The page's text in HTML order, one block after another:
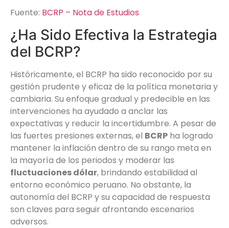
Fuente: BCRP – Nota de Estudios
¿Ha Sido Efectiva la Estrategia
del BCRP?
Históricamente, el BCRP ha sido reconocido por su
gestión prudente y eficaz de la política monetaria y
cambiaria. Su enfoque gradual y predecible en las
intervenciones ha ayudado a anclar las
expectativas y reducir la incertidumbre. A pesar de
las fuertes presiones externas, el BCRP ha logrado
mantener la inflación dentro de su rango meta en
la mayoría de los periodos y moderar las
fluctuaciones dólar, brindando estabilidad al
entorno económico peruano. No obstante, la
autonomía del BCRP y su capacidad de respuesta
son claves para seguir afrontando escenarios
adversos.